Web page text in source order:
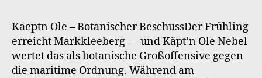
Kaeptn Ole – Botanischer BeschussDer Frühling
erreicht Markkleeberg — und Käpt’n Ole Nebel
wertet das als botanische Großoffensive gegen
die maritime Ordnung. Während am